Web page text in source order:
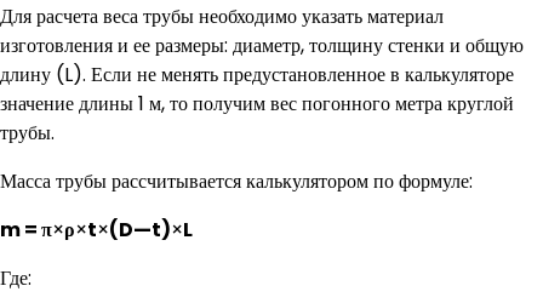
Для расчета веса трубы необходимо указать материал
изготовления и ее размеры: диаметр, толщину стенки и общую
длину (L). Если не менять предустановленное в калькуляторе
значение длины 1 м, то получим вес погонного метра круглой
трубы.
Масса трубы рассчитывается калькулятором по формуле:
m= π×ρ×t×(D—t)×L
Где: